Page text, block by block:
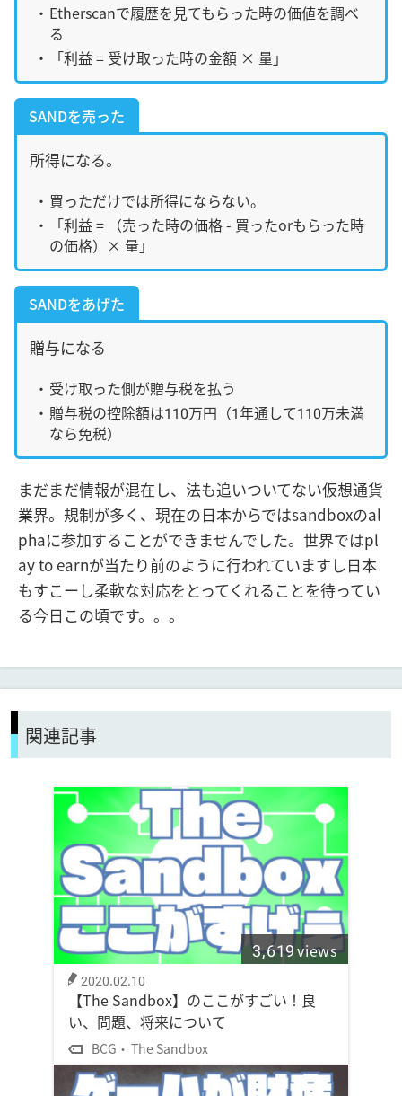
Etherscanで履歴を見てもらった時の価値を調べ
る
「利益 = 受け取った時の金額 × 量」
SANDを売った
所得になる。
買っただけでは所得にならない。
「利益 = （売った時の価格 - 買ったorもらった時
の価格）× 量」
SANDをあげた
贈与になる
受け取った側が贈与税を払う
贈与税の控除額は110万円（1年通して110万未満
なら免税）
まだまだ情報が混在し、法も追いついてない仮想通貨
業界。規制が多く、現在の日本からではsandboxのal
phaに参加することができませんでした。世界ではpl
ay to earnが当たり前のように行われていますし日本
もすこーし柔軟な対応をとってくれることを待ってい
る今日この頃です。。。
関連記事
3,619views
2020.02.10
【The Sandbox】のここがすごい！良
い、問題、将来について
BCG The Sandbox